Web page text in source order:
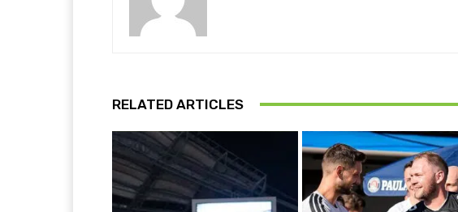
RELATED ARTICLES